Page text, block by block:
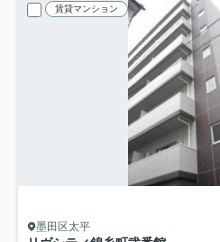
賃貸マンション
墨田区太平